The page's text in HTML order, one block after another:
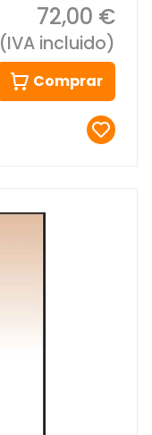
72,00 €
(IVA incluido)
Comprar